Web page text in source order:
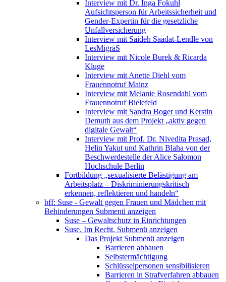
Interview mit Dr. Inga Fokuhl
Aufsichtsperson für Arbeitssicherheit und
Gender-Expertin für die gesetzliche
Unfallversicherung
Interview mit Saideh Saadat-Lendle von
LesMigraS
Interview mit Nicole Burek & Ricarda
Kluge
Interview mit Anette Diehl vom
Frauennotruf Mainz
Interview mit Melanie Rosendahl vom
Frauennotruf Bielefeld
Interview mit Sandra Boger und Kerstin
Demuth aus dem Projekt „aktiv gegen
digitale Gewalt“
Interview mit Prof. Dr. Nivedita Prasad,
Helin Yakut und Kathrin Blaha von der
Beschwerdestelle der Alice Salomon
Hochschule Berlin
Fortbildung „sexualisierte Belästigung am
Arbeitsplatz – Diskriminierungskritisch
erkennen, reflektieren und handeln“
bff: Suse - Gewalt gegen Frauen und Mädchen mit
Behinderungen Submenü anzeigen
Suse – Gewaltschutz in Einrichtungen
Suse. Im Recht. Submenü anzeigen
Das Projekt Submenü anzeigen
Barrieren abbauen
Selbstermächtigung
Schlüsselpersonen sensibilisieren
Barrieren in Strafverfahren abbauen